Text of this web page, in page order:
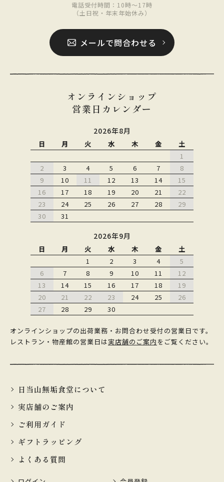
電話受付時間：10時〜17時
（土日祝・年末年始休み）
メールで問合わせる
オンラインショップ
営業日カレンダー
2026年8月
日 月 火 水 木 金
土
1
2
3 4 5 6 7
8
9
10 11 12 13 14
15
16
17 18 19 20 21
22
23
24 25 26 27 28
29
30
31
2026年9月
日 月 火 水 木 金
土
1
2 3 4
5
6
7 8 9 10 11
12
13
14 15 16 17 18
19
20
21 22 23 24 25
26
27
28 29 30
オンラインショップの出荷業務・お問合わせ受付の営業日です。
レストラン・物産館の営業日は実店舗のご案内 をご覧ください。
日当山無垢食堂について
実店舗のご案内
ご利用ガイド
ギフトラッピング
よくある質問